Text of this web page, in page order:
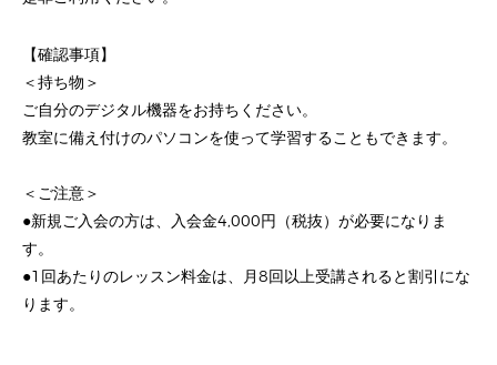
【確認事項】
＜持ち物＞
ご自分のデジタル機器をお持ちください。
教室に備え付けのパソコンを使って学習することもできます。
＜ご注意＞
●新規ご入会の方は、入会金4,000円（税抜）が必要になりま
す。
●1回あたりのレッスン料金は、月8回以上受講されると割引にな
ります。